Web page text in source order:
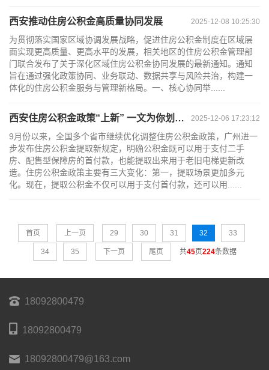
2025-12-08 10:25:30
西安推动住房公积金高质量协同发展
为贯彻落实国家区域协调发展战略，促进住房公积金制度在区域层
面实现更高质量、更高水平的发展，相关地区的住房公积金管理部
门联合发布了关于深化区域住房公积金协同发展的最新通知。通知
旨在通过强化政策协同、业务联动、数据共享与风险共治，构建一
体化的住房公积金服务与管理新格局。一、核心协同举......
2025-12-06 17:23:12
西安住房公积金政策“上新” 一文为你划重点
9月份以来，全国多个省市继续优化调整住房公积金政策，广州进一
步发布住房公积金提取新规定，明确公积金既可以用于支付二手
房、配售型保障房的首付款，也能提取出来用于老旧电梯更新改
造。住房公积金政策主要有三大变化：第一，提取场景更加多元
化。现在，提取公积金不仅可以用于支付首付款，还可以用......
首页 上一页 29 30 31 32 33
34 35 下一页 尾页 共45页224条数据
18092800479
18092800479
18092800479@163.com